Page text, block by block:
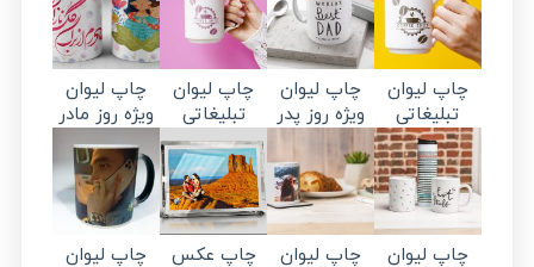
چاپ لیوان
تبلیغاتی
چاپ لیوان
ویژه روز پدر
چاپ لیوان
تبلیغاتی
چاپ لیوان
ویژه روز مادر
چاپ لیوان
چاپ لیوان
چاپ عکس
چاپ لیوان